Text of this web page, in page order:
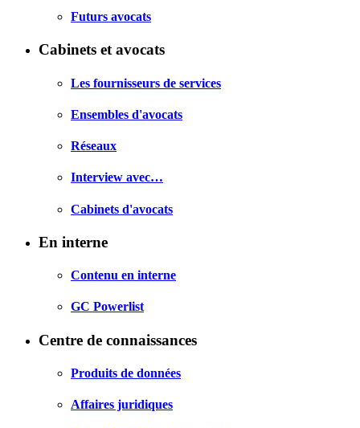
Futurs avocats
Cabinets et avocats
Les fournisseurs de services
Ensembles d'avocats
Réseaux
Interview avec…
Cabinets d'avocats
En interne
Contenu en interne
GC Powerlist
Centre de connaissances
Produits de données
Affaires juridiques